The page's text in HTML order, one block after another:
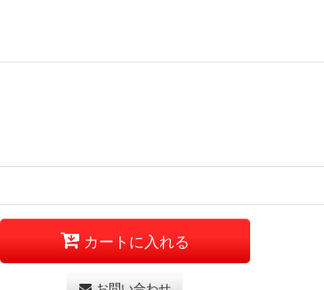
カートに入れる